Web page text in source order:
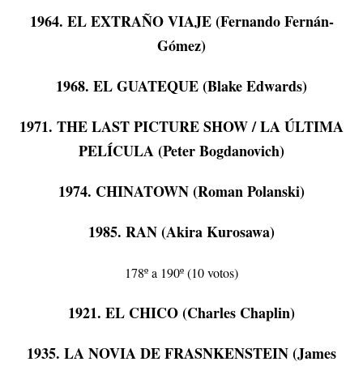
1964. EL EXTRAÑO VIAJE (Fernando Fernán-
Gómez)
1968. EL GUATEQUE (Blake Edwards)
1971. THE LAST PICTURE SHOW / LA ÚLTIMA
PELÍCULA (Peter Bogdanovich)
1974. CHINATOWN (Roman Polanski)
1985. RAN (Akira Kurosawa)
178º a 190º (10 votos)
1921. EL CHICO (Charles Chaplin)
1935. LA NOVIA DE FRASNKENSTEIN (James